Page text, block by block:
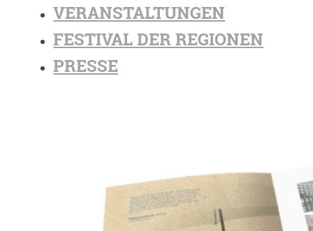
VERANSTALTUNGEN
FESTIVAL DER REGIONEN
PRESSE